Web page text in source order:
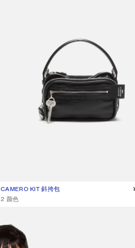
CAMERO KIT 斜挎包
当前颜色： 黑色
價格：¥12,500。
,2 颜色